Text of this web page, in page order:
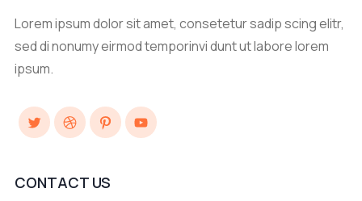
Lorem ipsum dolor sit amet, consetetur sadip scing elitr,
sed di nonumy eirmod temporinvi dunt ut labore lorem
ipsum.
TwitterDribbblePinterestYouTube
CONTACT US